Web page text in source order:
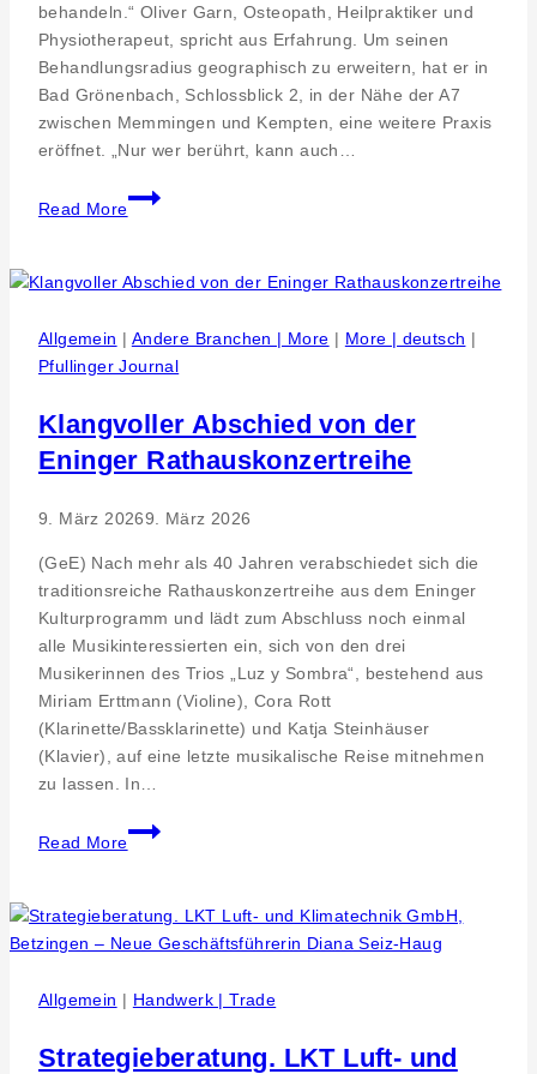
behandeln.“ Oliver Garn, Osteopath, Heilpraktiker und
Physiotherapeut, spricht aus Erfahrung. Um seinen
Behandlungsradius geographisch zu erweitern, hat er in
Bad Grönenbach, Schlossblick 2, in der Nähe der A7
zwischen Memmingen und Kempten, eine weitere Praxis
eröffnet. „Nur wer berührt, kann auch…
Read More
Strategie
und
Neue
Praxis
Raum
Kempten
in
Grönenbach
Allgemein | Andere Branchen | More | More | deutsch |
Pfullinger Journal
Klangvoller Abschied von der
Eninger Rathauskonzertreihe
9. März 20269. März 2026
(GeE) Nach mehr als 40 Jahren verabschiedet sich die
traditionsreiche Rathauskonzertreihe aus dem Eninger
Kulturprogramm und lädt zum Abschluss noch einmal
alle Musikinteressierten ein, sich von den drei
Musikerinnen des Trios „Luz y Sombra“, bestehend aus
Miriam Erttmann (Violine), Cora Rott
(Klarinette/Bassklarinette) und Katja Steinhäuser
(Klavier), auf eine letzte musikalische Reise mitnehmen
zu lassen. In…
Read More
Klangvoller
Abschied
der
Eninger
Allgemein | Handwerk | Trade
Strategieberatung. LKT Luft- und